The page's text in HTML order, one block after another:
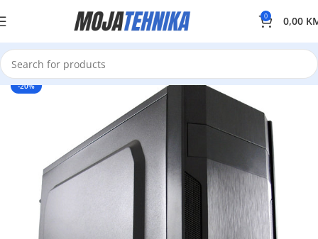
0 0,00
-20%